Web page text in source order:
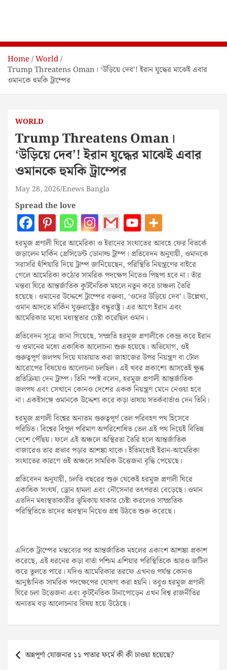
Home World
Trump Threatens Oman। ‘উড়িয়ে দেব’! ইরান যুদ্ধের মাঝেই এবার
ওমানকে হুমকি ট্রাম্পের
WORLD
Trump Threatens Oman।
‘উড়িয়ে দেব’! ইরান যুদ্ধের মাঝেই এবার
ওমানকে হুমকি ট্রাম্পের
May 28, 2026 Enews Bangla
Spread the love
হরমুজ প্রণালী ঘিরে আমেরিকা ও ইরানের সংঘাতের আবহে ফের বিতর্কে
জড়ালেন মার্কিন প্রেসিডেন্ট ডোনাল্ড ট্রাম্প। প্রতিবেদন অনুযায়ী, ওমানকে
সরাসরি হুঁশিয়ারি দিয়ে ট্রাম্প জানিয়েছেন, পরিস্থিতি নিয়ন্ত্রণের বাইরে
গেলে আমেরিকা কঠোর সামরিক পদক্ষেপ নিতেও পিছপা হবে না। তাঁর
মন্তব্য ঘিরে আন্তর্জাতিক কূটনৈতিক মহলে নতুন করে চাঞ্চল্য তৈরি
হয়েছে। ওমানের উদ্দেশে ট্রাম্পের বক্তব্য, ‘ওদের উড়িয়ে দেব’। উল্লেখ্য,
ওমান আদতে মার্কিন যুক্তরাষ্ট্রের বন্ধুরাষ্ট্র। এর আগে ইরান এবং
আমেরিকার মধ্যে মধ্যস্থতার চেষ্টা করেছিল ওমান।
প্রতিবেদন সূত্রে জানা গিয়েছে, সম্প্রতি হরমুজ প্রণালীকে কেন্দ্র করে ইরান
ও ওমানের মধ্যে একাধিক আলোচনা শুরু হয়েছে। অভিযোগ, ওই
গুরুত্বপূর্ণ জলপথ দিয়ে যাতায়াত করা জাহাজের উপর নিয়ন্ত্রণ বা টোল
আরোপের বিষয়েও আলোচনা চলছিল। এই খবর প্রকাশ্যে আসতেই ক্ষুব্ধ
প্রতিক্রিয়া দেন ট্রাম্প। তিনি স্পষ্ট বলেন, হরমুজ প্রণালী আন্তর্জাতিক
জলপথ এবং সেখানে কোনও দেশের একক নিয়ন্ত্রণ মেনে নেওয়া হবে
না। একইসঙ্গে ওমানকে উদ্দেশ্য করে কড়া ভাষায় সতর্কবার্তাও দেন তিনি।
হরমুজ প্রণালী বিশ্বের অন্যতম গুরুত্বপূর্ণ তেল পরিবহণ পথ হিসেবে
পরিচিত। বিশ্বের বিপুল পরিমাণ অপরিশোধিত তেল এই পথ দিয়েই বিভিন্ন
দেশে পৌঁছয়। ফলে এই অঞ্চলে অস্থিরতা তৈরি হলে আন্তর্জাতিক
বাজারেও তার প্রভাব পড়ার আশঙ্কা থাকে। ইতিমধ্যেই ইরান-আমেরিকা
সংঘাতের কারণে ওই অঞ্চলে সামরিক উত্তেজনা বৃদ্ধি পেয়েছে।
প্রতিবেদন অনুযায়ী, চলতি বছরের শুরু থেকেই হরমুজ প্রণালী ঘিরে
একাধিক সংঘর্ষ, ড্রোন হামলা এবং নৌসেনার তৎপরতা বেড়েছে। ওমান
এতদিন মধ্যস্থতাকারীর ভূমিকায় থাকার চেষ্টা করলেও সাম্প্রতিক
পরিস্থিতিতে তাদের অবস্থান নিয়েও প্রশ্ন উঠতে শুরু করেছে।
এদিকে ট্রাম্পের মন্তব্যের পর আন্তর্জাতিক মহলের একাংশ আশঙ্কা প্রকাশ
করেছে, এই ধরনের কড়া বার্তা পশ্চিম এশিয়ার পরিস্থিতিকে আরও জটিল
করে তুলতে পারে। যদিও আমেরিকার তরফে এখনও পর্যন্ত কোনও
আনুষ্ঠানিক সামরিক পদক্ষেপের ঘোষণা করা হয়নি। তবুও হরমুজ প্রণালী
ঘিরে চলা উত্তেজনা এবং কূটনৈতিক টানাপোড়েন এখন বিশ্ব রাজনীতির
অন্যতম বড় আলোচনার বিষয় হয়ে উঠেছে।
Post
navigation
অন্নপূর্ণা যোজনার ১১ পাতার ফর্মে কী কী চাওয়া হয়েছে?